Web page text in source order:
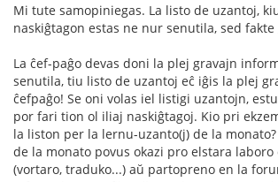
Mi tute samopiniegas. La listo de uzantoj,
naskiĝtagon estas ne nur senutila, sed fakte
La ĉef-paĝo devas doni la plej gravajn
senutila, tiu listo de uzantoj eĉ iĝis la plej
ĉefpaĝo! Se oni volas iel listigi uzantojn,
por fari tion ol iliaj naskiĝtagoj. Kio pri
la liston per la lernu-uzanto(j) de la
de la monato povus okazi pro elstara
(vortaro, traduko...) aŭ partopreno en la